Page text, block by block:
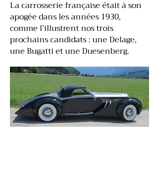
La carrosserie française était à son
apogée dans les années 1930,
comme l’illustrent nos trois
prochains candidats : une Delage,
une Bugatti et une Duesenberg.